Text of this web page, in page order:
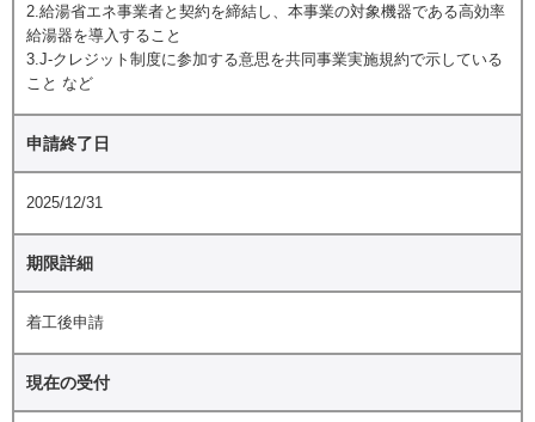
2.給湯省エネ事業者と契約を締結し、本事業の対象機器である高効率
給湯器を導入すること
3.J-クレジット制度に参加する意思を共同事業実施規約で示している
こと など
申請終了日
2025/12/31
期限詳細
着工後申請
現在の受付